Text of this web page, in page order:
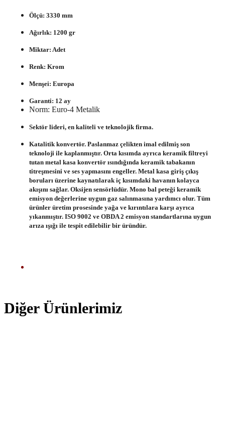
Ölçü: 3330 mm
Ağırlık: 1200 gr
Miktar: Adet
Renk: Krom
Menşei: Europa
Garanti: 12 ay
Norm: Euro-4 Metalik
Sektör lideri, en kaliteli ve teknolojik firma.
Katalitik konvertör. Paslanmaz çelikten imal edilmiş son
teknoloji ile kaplanmıştır. Orta kısımda ayrıca keramik filtreyi
tutan metal kasa konvertör ısındığında keramik tabakanın
titreşmesini ve ses yapmasını engeller. Metal kasa giriş çıkış
boruları üzerine kaynatılarak iç kısımdaki havanın kolayca
akışını sağlar. Oksijen sensörlüdür. Mono bal peteği keramik
emisyon değerlerine uygun gaz salınmasına yardımcı olur. Tüm
ürünler üretim prosesinde yağa ve kırıntılara karşı ayrıca
yıkanmıştır. ISO 9002 ve OBDA 2 emisyon standartlarına uygun
arıza ışığı ile tespit edilebilir bir üründür.
Diğer Ürünlerimiz